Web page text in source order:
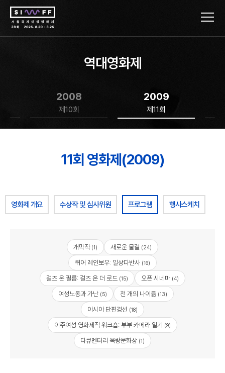
역대영화제
2008
제10회
2009
제11회
11회 영화제(2009)
영화제 개요 수상작 및 심사위원 프로그램 행사스케치
개막작(1) 새로운 물결 (24)
퀴어 레인보우: 일상다반사 (16)
걸즈 온 필름: 걸즈 온 더 로드 (15) 오픈 시네마 (4)
여성노동과 가난(5) 천 개의 나이듦(13)
아시아 단편경선 (18)
이주여성 영화제작 워크숍: 부부 카메라 일기 (9)
다큐멘터리 옥랑문화상 (1)